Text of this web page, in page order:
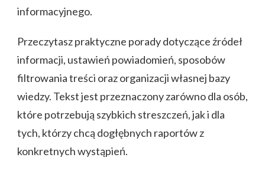
informacyjnego.
Przeczytasz praktyczne porady dotyczące źródeł
informacji, ustawień powiadomień, sposobów
filtrowania treści oraz organizacji własnej bazy
wiedzy. Tekst jest przeznaczony zarówno dla osób,
które potrzebują szybkich streszczeń, jak i dla
tych, którzy chcą dogłębnych raportów z
konkretnych wystąpień.